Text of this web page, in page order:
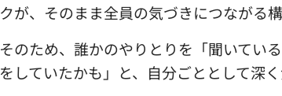
クが、そのまま全員の気づきにつながる
そのため、誰かのやりとりを「聞いてい
をしていたかも」と、自分ごととして深